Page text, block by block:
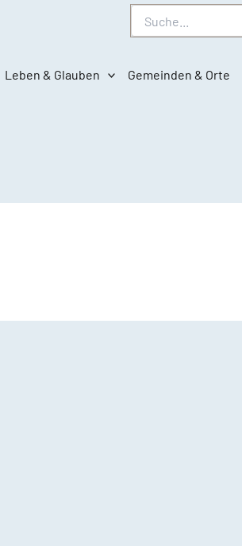
Suche
Leben & Glauben Gemeinden & Orte